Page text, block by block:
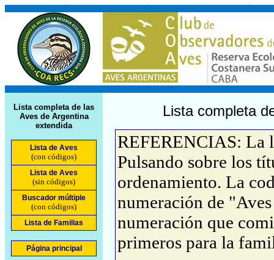
Lista completa de las
Aves de Argentina
extendida
Lista de Aves
(con códigos)
Lista de Aves
(sin códigos)
Buscador múltiple
(con códigos)
Lista de Familias
Página principal
Lista completa
REFERENCIAS: La
Pulsando sobre los
ordenamiento. La
numeración de
numeración que
primeros para la